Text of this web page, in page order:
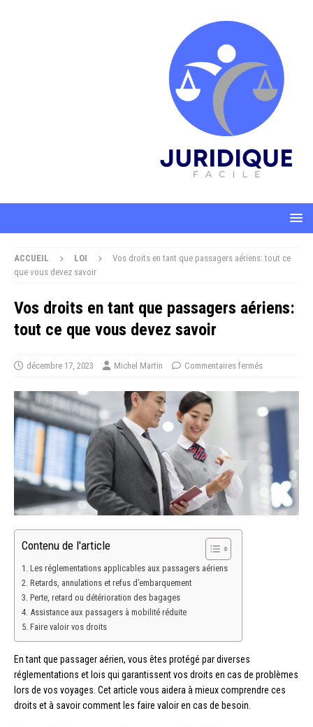
ACCUEIL LOI
Vos droits en tant que passagers aériens: tout ce
que vous devez savoir
Vos droits en tant que passagers aériens:
tout ce que vous devez savoir
décembre 17, 2023 Michel Martin Commentaires fermés
Contenu de l'article
Les réglementations applicables aux passagers aériens
Retards, annulations et refus d’embarquement
Perte, retard ou détérioration des bagages
Assistance aux passagers à mobilité réduite
Faire valoir vos droits
En tant que passager aérien, vous êtes protégé par diverses
réglementations et lois qui garantissent vos droits en cas de problèmes
lors de vos voyages. Cet article vous aidera à mieux comprendre ces
droits et à savoir comment les faire valoir en cas de besoin.